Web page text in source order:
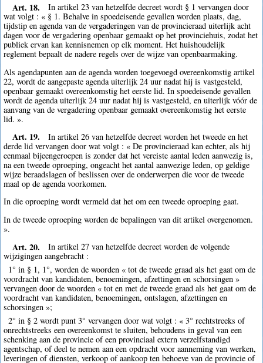
Art. 18.
In artikel 23 van hetzelfde decreet wordt § 1 vervangen door
wat volgt : « § 1. Behalve in spoedeisende gevallen worden plaats, dag,
tijdstip en agenda van de vergaderingen van de provincieraad uiterlijk acht
dagen voor de vergadering openbaar gemaakt op het provinciehuis, zodat het
publiek ervan kan kennisnemen op elk moment. Het huishoudelijk
reglement bepaalt de nadere regels over de wijze van openbaarmaking.
Als agendapunten aan de agenda worden toegevoegd overeenkomstig artikel
22, wordt de aangepaste agenda uiterlijk 24 uur nadat hij is vastgesteld,
openbaar gemaakt overeenkomstig het eerste lid. In spoedeisende gevallen
wordt de agenda uiterlijk 24 uur nadat hij is vastgesteld, en uiterlijk vóór de
aanvang van de vergadering openbaar gemaakt overeenkomstig het eerste
lid. ».
Art. 19.
In artikel 26 van hetzelfde decreet worden het tweede en het
derde lid vervangen door wat volgt : « De provincieraad kan echter, als hij
eenmaal bijeengeroepen is zonder dat het vereiste aantal leden aanwezig is,
na een tweede oproeping, ongeacht het aantal aanwezige leden, op geldige
wijze beraadslagen of beslissen over de onderwerpen die voor de tweede
maal op de agenda voorkomen.
In die oproeping wordt vermeld dat het om een tweede oproeping gaat.
In de tweede oproeping worden de bepalingen van dit artikel overgenomen.
».
Art. 20.
In artikel 27 van hetzelfde decreet worden de volgende
wijzigingen aangebracht :
1° in § 1, 1°, worden de woorden « tot de tweede graad als het gaat om de
voordracht van kandidaten, benoemingen, afzettingen en schorsingen »
vervangen door de woorden « tot en met de tweede graad als het gaat om de
voordracht van kandidaten, benoemingen, ontslagen, afzettingen en
schorsingen »;
2° in § 2 wordt punt 3° vervangen door wat volgt : « 3° rechtstreeks of
onrechtstreeks een overeenkomst te sluiten, behoudens in geval van een
schenking aan de provincie of een provinciaal extern verzelfstandigd
agentschap, of deel te nemen aan een opdracht voor aanneming van werken,
leveringen of diensten, verkoop of aankoop ten behoeve van de provincie of